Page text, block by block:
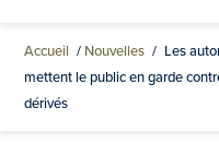
Accueil / Nouvelles / Les
mettent le public en garde
dérivés